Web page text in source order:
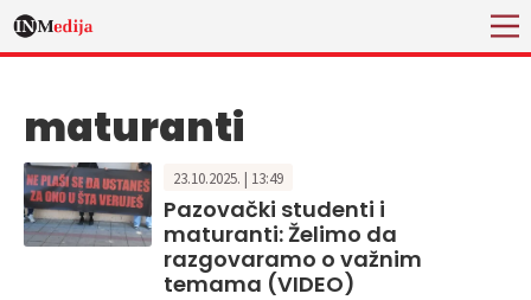
maturanti
23.10.2025. | 13:49
Pazovački studenti i
maturanti: Želimo da
razgovaramo o važnim
temama (VIDEO)